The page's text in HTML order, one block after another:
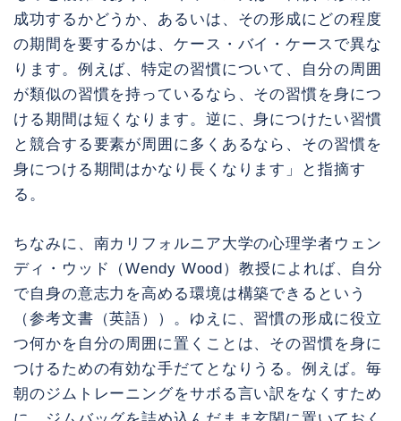
成功するかどうか、あるいは、その形成にどの程度
の期間を要するかは、ケース・バイ・ケースで異な
ります。例えば、特定の習慣について、自分の周囲
が類似の習慣を持っているなら、その習慣を身につ
ける期間は短くなります。逆に、身につけたい習慣
と競合する要素が周囲に多くあるなら、その習慣を
身につける期間はかなり長くなります」と指摘す
る。
ちなみに、南カリフォルニア大学の心理学者ウェン
ディ・ウッド（Wendy Wood）教授によれば、自分
で自身の意志力を高める環境は構築できるという
（参考文書（英語））。ゆえに、習慣の形成に役立
つ何かを自分の周囲に置くことは、その習慣を身に
つけるための有効な手だてとなりうる。例えば。毎
朝のジムトレーニングをサボる言い訳をなくすため